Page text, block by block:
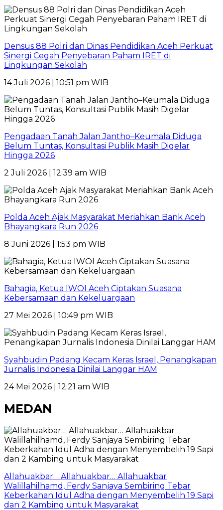
Densus 88 Polri dan Dinas Pendidikan Aceh Perkuat
Sinergi Cegah Penyebaran Paham IRET di
Lingkungan Sekolah
14 Juli 2026 | 10:51 pm WIB
Pengadaan Tanah Jalan Jantho–Keumala Diduga
Belum Tuntas, Konsultasi Publik Masih Digelar
Hingga 2026
2 Juli 2026 | 12:39 am WIB
Polda Aceh Ajak Masyarakat Meriahkan Bank Aceh
Bhayangkara Run 2026
8 Juni 2026 | 1:53 pm WIB
Bahagia, Ketua IWOI Aceh Ciptakan Suasana
Kebersamaan dan Kekeluargaan
27 Mei 2026 | 10:49 pm WIB
Syahbudin Padang Kecam Keras Israel, Penangkapan
Jurnalis Indonesia Dinilai Langgar HAM
24 Mei 2026 | 12:21 am WIB
MEDAN
Allahuakbar… Allahuakbar… Allahuakbar
Walillahilhamd, Ferdy Sanjaya Sembiring Tebar
Keberkahan Idul Adha dengan Menyembelih 19 Sapi
dan 2 Kambing untuk Masyarakat